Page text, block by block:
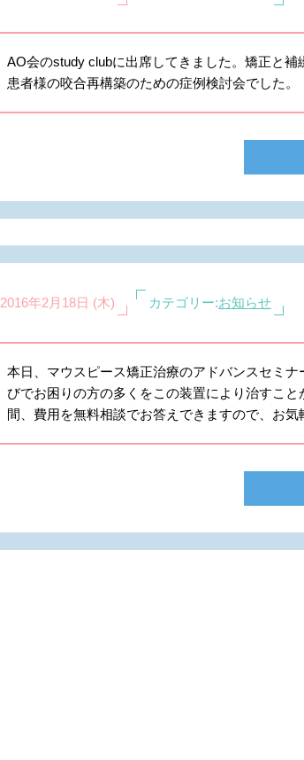
AO会のstudy clubに出席してきました。矯正と補
患者様の咬合再構築のための症例検討会でした。
2016年2月18日 (木) カテゴリー:お知らせ
本日、マウスピース矯正治療のアドバンスセミ
びでお困りの方の多くをこの装置により治すこ
間、費用を無料相談でお答えできますので、お気